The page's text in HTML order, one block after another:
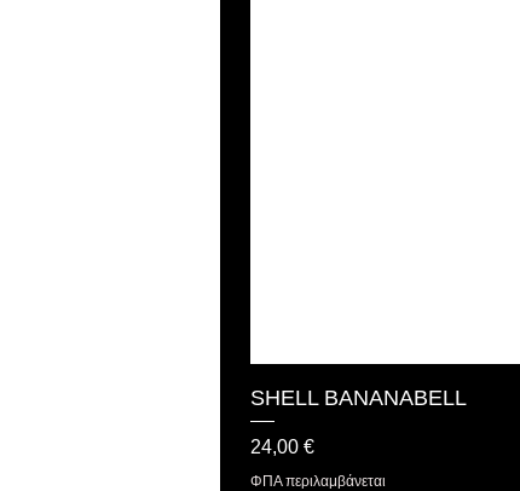
SHELL BANANABELL
Τιμή
24,00 €
ΦΠΑ περιλαμβάνεται